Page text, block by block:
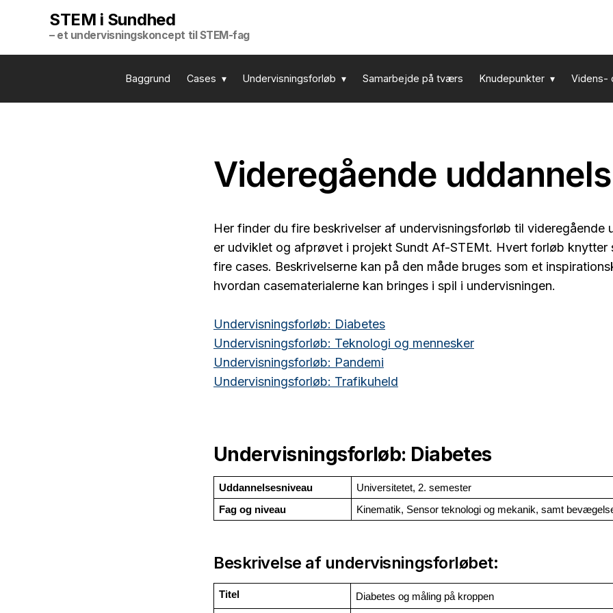
STEM i Sundhed
– et undervisningskoncept til STEM-fag
Baggrund Cases Undervisningsforløb Samarbejde på tværs Knudepunkter Videns-
Videregående
Her finder du fire beskrivelser af undervisningsforløb til videregående
er udviklet og afprøvet i projekt Sundt Af-STEMt. Hvert forløb knytter
fire cases. Beskrivelserne kan på den måde bruges som et
hvordan casematerialerne kan bringes i spil i undervisningen.
Undervisningsforløb: Diabetes
Undervisningsforløb: Teknologi og mennesker
Undervisningsforløb: Pandemi
Undervisningsforløb: Trafikuheld
Undervisningsforløb: Diabetes
Uddannelsesniveau
Universitetet, 2. semester
Fag og niveau
Kinematik, Sensor teknologi og mekanik, samt
Beskrivelse af undervisningsforløbet:
Titel Diabetes og måling på kroppen